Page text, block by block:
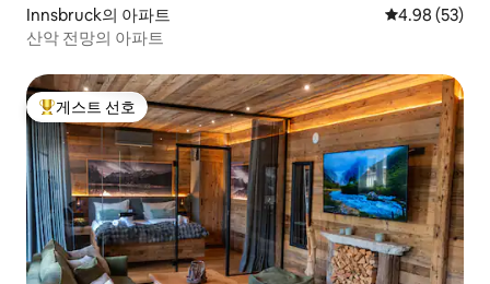
Innsbruck의 아파트 평점 4.98점(5
4.98 (53)
산악 전망의 아파트
상위 게스트 선호
게스트 선호